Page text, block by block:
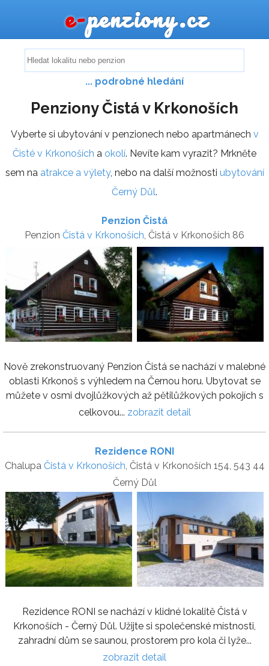
e-penziony.cz
... podrobné hledání
Penziony Čistá v Krkonoších
Vyberte si ubytování v penzionech nebo apartmánech v
Čisté v Krkonoších a okolí. Nevíte kam vyrazit? Mrkněte
sem na atrakce a výlety, nebo na další možnosti ubytování
Černý Důl.
Penzion Čistá
Penzion Čistá v Krkonoších , Čistá v Krkonoších 86
Nově zrekonstruovaný Penzion Čistá se nachází v malebné
oblasti Krkonoš s výhledem na Černou horu. Ubytovat se
můžete v osmi dvojlůžkových až pětilůžkových pokojích s
celkovou... zobrazit detail
Rezidence RONI
Chalupa Čistá v Krkonoších, Čistá v Krkonoších 154, 543 44
Černý Důl
Rezidence RONI se nachází v klidné lokalitě Čistá v
Krkonoších - Černý Důl. Užijte si společenské místnosti,
zahradní dům se saunou, prostorem pro kola či lyže...
zobrazit detail